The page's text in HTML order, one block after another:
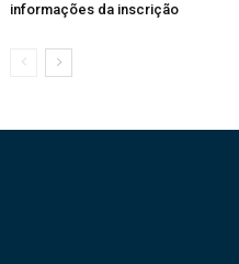
informações da inscrição